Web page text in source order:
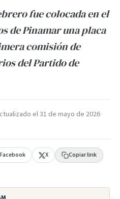
fue colocada en el
de Pinamar una placa
comisión de
del Partido de
el31 de mayo de 2026·
Facebook X Copiar link